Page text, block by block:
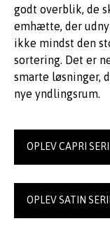
godt overblik, de
emhætte, der
ikke mindst den
sortering. Det er
smarte løsninger,
nye yndlingsrum.
OPLEV CAPRI
OPLEV SATIN